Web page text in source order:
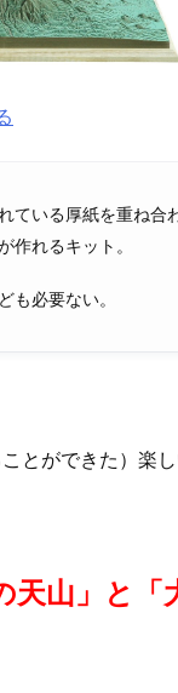
ている厚紙を重ね合
作れるキット。
も必要ない。
とができた）楽し
天山」と